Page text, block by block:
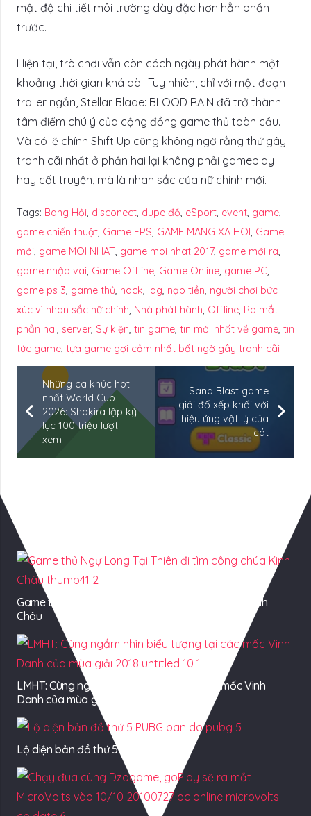
mật độ chi tiết môi trường dày đặc hơn hẳn phần
trước.
Hiện tại, trò chơi vẫn còn cách ngày phát hành một
khoảng thời gian khá dài. Tuy nhiên, chỉ với một đoạn
trailer ngắn, Stellar Blade: BLOOD RAIN đã trở thành
tâm điểm chú ý của cộng đồng game thủ toàn cầu.
Và có lẽ chính Shift Up cũng không ngờ rằng thứ gây
tranh cãi nhất ở phần hai lại không phải gameplay
hay cốt truyện, mà là nhan sắc của nữ chính mới.
Tags: Bang Hội, disconect, dupe đồ, eSport, event, game,
game chiến thuật, Game FPS, GAME MANG XA HOI, Game
mới, game MOI NHAT, game moi nhat 2017, game mới ra,
game nhập vai, Game Offline, Game Online, game PC,
game ps 3, game thủ, hack, lag, nạp tiền, người chơi bức
xúc vì nhan sắc nữ chính, Nhà phát hành, Offline, Ra mắt
phần hai, server, Sự kiện, tin game, tin mới nhất về game, tin
tức game, tựa game gợi cảm nhất bất ngờ gây tranh cãi
Những ca khúc hot
nhất World Cup
2026: Shakira lập kỷ
lục 100 triệu lượt
xem
Sand Blast game
giải đố xếp khối với
hiệu ứng vật lý của
cát
Game thủ Ngự Long Tại Thiên đi tìm công chúa Kinh
Châu
LMHT: Cùng ngắm nhìn biểu tượng tại các mốc Vinh
Danh của mùa giải 2018
Lộ diện bản đồ thứ 5 PUBG